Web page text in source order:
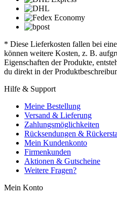
* Diese Lieferkosten fallen bei
können weitere Kosten, z. B.
Eigenschaften der Produkte,
du direkt in der
Hilfe & Support
Meine Bestellung
Versand & Lieferung
Zahlungsmöglichkeiten
Rücksendungen &
Mein Kundenkonto
Firmenkunden
Aktionen & Gutscheine
Weitere Fragen?
Mein Konto